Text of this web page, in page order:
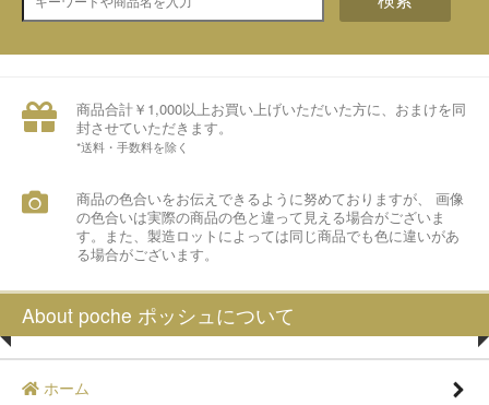
商品合計￥1,000以上お買い上げいただいた方に、おまけを同
封させていただきます。
*送料・手数料を除く
商品の色合いをお伝えできるように努めておりますが、 画像
の色合いは実際の商品の色と違って見える場合がございま
す。また、製造ロットによっては同じ商品でも色に違いがあ
る場合がございます。
About poche ポッシュについて
ホーム